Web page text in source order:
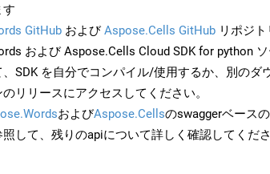
す
GitHub およびAspose.Cells GitHub リポジト
および Aspose.Cells Cloud SDK for python
、SDK を自分でコンパイル/使用するか、別のダ
リリースにアクセスしてください。
およびAspose.Cellsのswaggerベース
して、残りのapiについて詳しく確認してくださ